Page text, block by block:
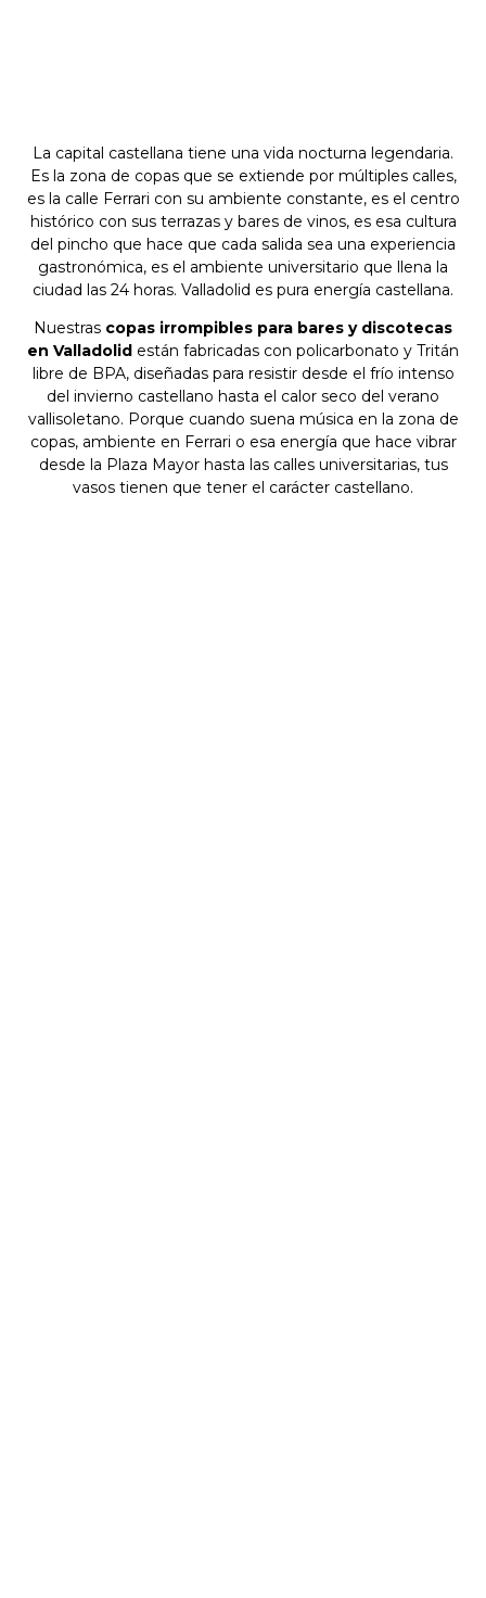
La capital castellana tiene una vida nocturna legendaria.
Es la zona de copas que se extiende por múltiples calles,
es la calle Ferrari con su ambiente constante, es el centro
histórico con sus terrazas y bares de vinos, es esa cultura
del pincho que hace que cada salida sea una experiencia
gastronómica, es el ambiente universitario que llena la
ciudad las 24 horas. Valladolid es pura energía castellana.
Nuestras copas irrompibles para bares y discotecas
en Valladolid están fabricadas con policarbonato y Tritán
libre de BPA, diseñadas para resistir desde el frío intenso
del invierno castellano hasta el calor seco del verano
vallisoletano. Porque cuando suena música en la zona de
copas, ambiente en Ferrari o esa energía que hace vibrar
desde la Plaza Mayor hasta las calles universitarias, tus
vasos tienen que tener el carácter castellano.